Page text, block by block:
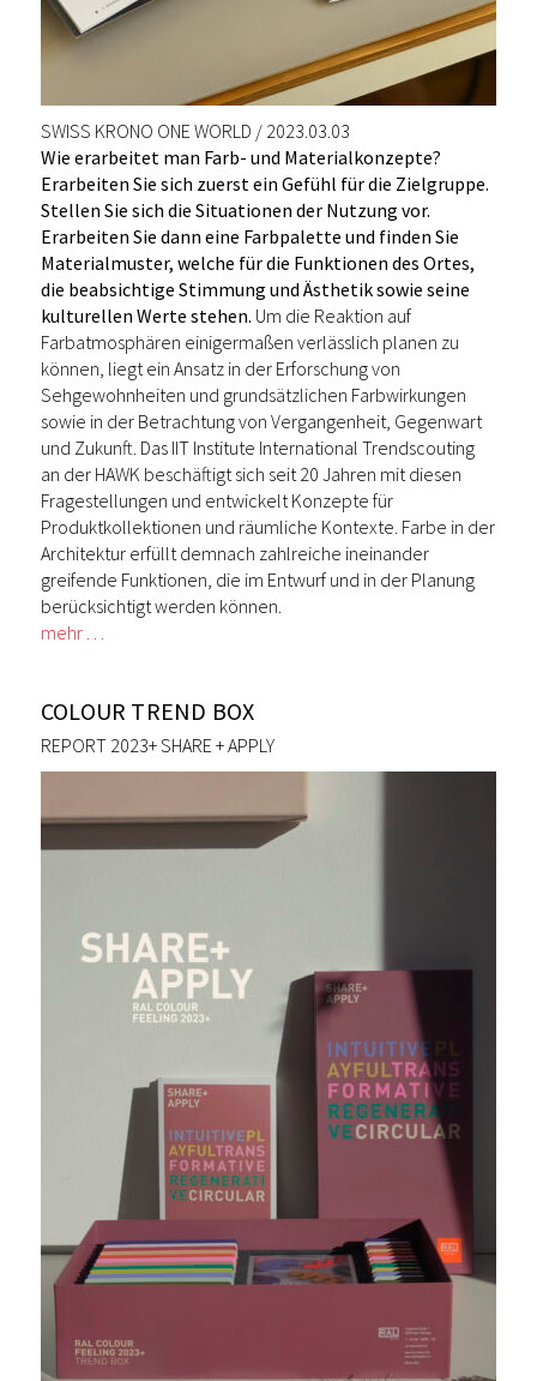
SWISS KRONO ONE WORLD / 2023.03.03
Wie erarbeitet man Farb- und Materialkonzepte?
Erarbeiten Sie sich zuerst ein Gefühl für die Zielgruppe.
Stellen Sie sich die Situationen der Nutzung vor.
Erarbeiten Sie dann eine Farbpalette und finden Sie
Materialmuster, welche für die Funktionen des Ortes,
die beabsichtige Stimmung und Ästhetik sowie seine
kulturellen Werte stehen. Um die Reaktion auf
Farbatmosphären einigermaßen verlässlich planen zu
können, liegt ein Ansatz in der Erforschung von
Sehgewohnheiten und grundsätzlichen Farbwirkungen
sowie in der Betrachtung von Vergangenheit, Gegenwart
und Zukunft. Das IIT Institute International Trendscouting
an der HAWK beschäftigt sich seit 20 Jahren mit diesen
Fragestellungen und entwickelt Konzepte für
Produktkollektionen und räumliche Kontexte. Farbe in der
Architektur erfüllt demnach zahlreiche ineinander
greifende Funktionen, die im Entwurf und in der Planung
berücksichtigt werden können.
mehr …
COLOUR TREND BOX
REPORT 2023+ SHARE + APPLY